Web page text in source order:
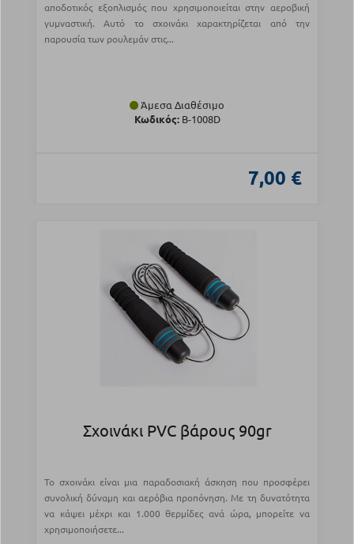
αποδοτικός εξοπλισμός που χρησιμοποιείται στην αεροβική
γυμναστική. Αυτό το σχοινάκι χαρακτηρίζεται από την
παρουσία των ρουλεμάν στις...
Άμεσα Διαθέσιμο
Κωδικός:Β-1008D
7,00 €
Σχοινάκι PVC βάρους 90gr
Το σχοινάκι είναι μια παραδοσιακή άσκηση που προσφέρει
συνολική δύναμη και αερόβια προπόνηση. Με τη δυνατότητα
να κάψει μέχρι και 1.000 θερμίδες ανά ώρα, μπορείτε να
χρησιμοποιήσετε...